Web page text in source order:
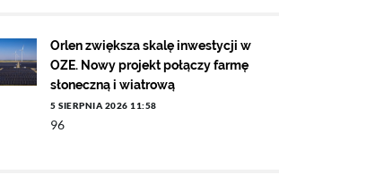
Orlen zwiększa skalę inwestycji w
OZE. Nowy projekt połączy farmę
słoneczną i wiatrową
5 SIERPNIA 2026 11:58
96